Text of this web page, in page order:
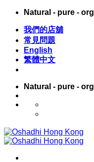
Skip
content
Natural - pure -
我們的店舖
常見問題
English
繁體中文
Natural - pure -